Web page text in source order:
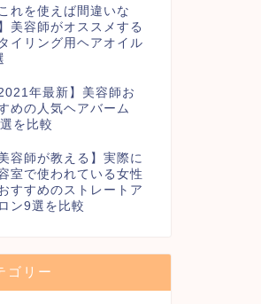
これを使えば間違いな
美容師がオススメする
イリング用ヘアオイル
2021年最新】美容師お
めの人気ヘアバーム
を比較
美容師が教える】実際に
室で使われている女性
すすめのストレートア
ン9選を比較
ゴリー